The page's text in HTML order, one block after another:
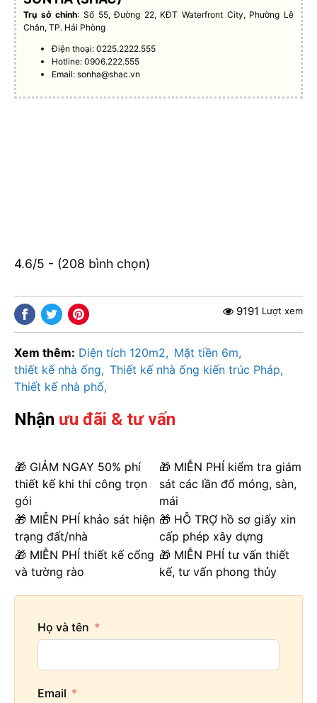
Trụ sở chính: Số 55, Đường 22, KĐT Waterfront City, Phường Lê
Chân, TP. Hải Phòng
Điện thoại: 0225.2222.555
Hotline: 0906.222.555
Email:sonha@shac.vn
4.6/5 - (208 bình chọn)
9191 Lượt xem
Xem thêm: Diện tích 120m2
Mặt tiền 6m
thiết kế nhà ống
Thiết kế nhà ống kiến trúc Pháp
Thiết kế nhà phố
Nhận ưu đãi & tư vấn
🎁 GIẢM NGAY 50% phí
thiết kế khi thi công trọn
gói
🎁 MIỄN PHÍ kiểm tra giám
sát các lần đổ móng, sàn,
mái
🎁 MIỄN PHÍ khảo sát hiện
trạng đất/nhà
🎁 HỖ TRỢ hồ sơ giấy xin
cấp phép xây dựng
🎁 MIỄN PHÍ thiết kế cổng
và tường rào
🎁 MIỄN PHÍ tư vấn thiết
kế, tư vấn phong thủy
Họ và tên
Email